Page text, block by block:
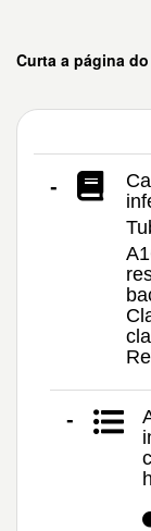
Curta a página
-
-